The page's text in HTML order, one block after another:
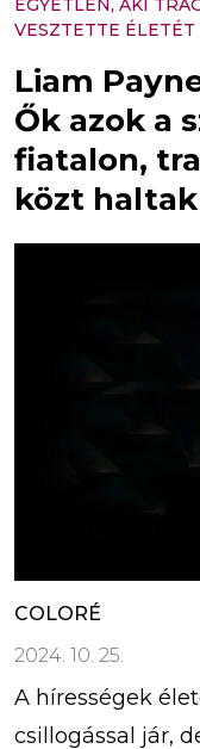
EGYETLEN, AKI
VESZTETTE ÉLETÉT
Liam
Ők azok a
fiatalon,
közt
COLORÉ
2024. 10. 25.
A hírességek
csillogással jár,